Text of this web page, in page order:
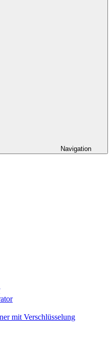
Navigation
mit Verschlüsselung